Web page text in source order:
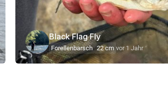
Black Flag Fly
Forellenbarsch 22 cm vor 1 Jahr